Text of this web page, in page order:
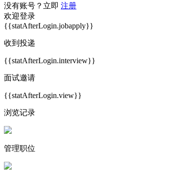
没有账号？立即 注册
欢迎登录
{{statAfterLogin.jobapply}}
收到投递
{{statAfterLogin.interview}}
面试邀请
{{statAfterLogin.view}}
浏览记录
管理职位